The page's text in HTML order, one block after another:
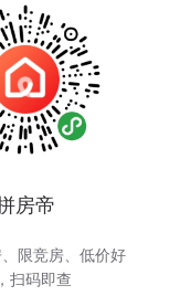
房帝
限竞房、低价好
扫码即查